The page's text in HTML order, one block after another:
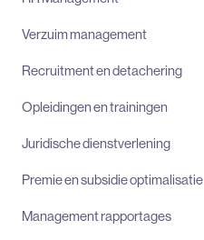
Verzuim management
Recruitment en detachering
Opleidingen en trainingen
Juridische dienstverlening
Premie en subsidie optimalisatie
Management rapportages